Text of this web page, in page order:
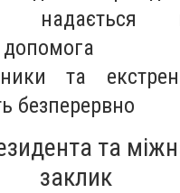
надається
та
безперервно
та
заклик